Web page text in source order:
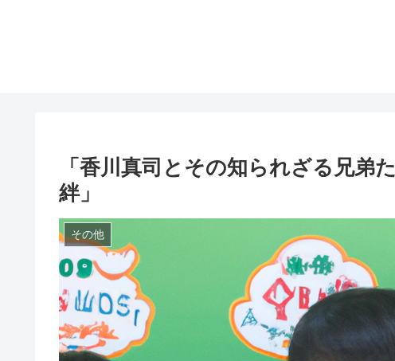
「香川真司とその知られざる兄弟
絆」
その他